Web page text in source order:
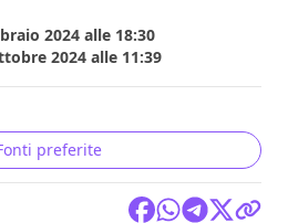
2024 alle 18:30
2024 alle 11:39
preferite